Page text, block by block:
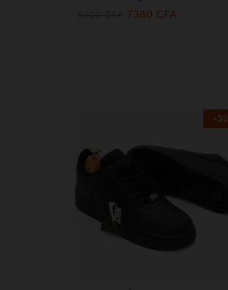
7380 CFA
-32